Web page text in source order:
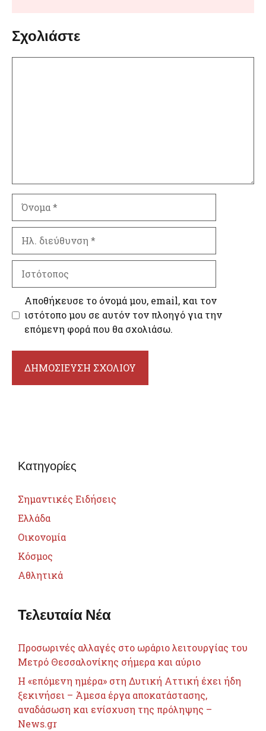
Σχολιάστε
διεύθυνση
Αποθήκευσε το όνομά μου, email, και τον
ιστότοπο μου σε αυτόν τον πλοηγό για την
επόμενη φορά που θα σχολιάσω.
Κατηγορίες
Σημαντικές Ειδήσεις
Ελλάδα
Οικονομία
Κόσμος
Αθλητικά
Τελευταία Νέα
Προσωρινές αλλαγές στο ωράριο λειτουργίας του
Μετρό Θεσσαλονίκης σήμερα και αύριο
Η «επόμενη ημέρα» στη Δυτική Αττική έχει ήδη
ξεκινήσει – Άμεσα έργα αποκατάστασης,
αναδάσωση και ενίσχυση της πρόληψης –
News.gr